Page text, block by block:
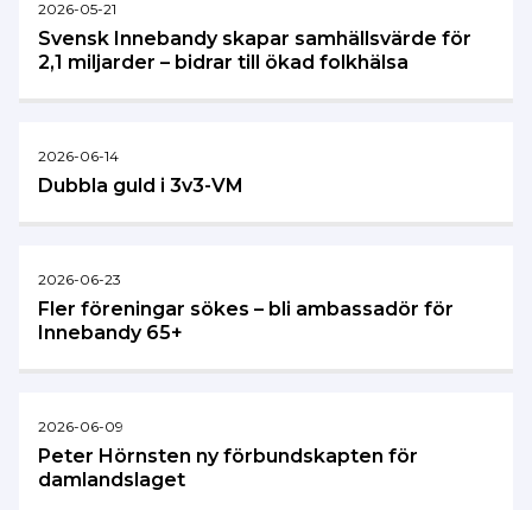
2026-05-21
Svensk Innebandy skapar samhällsvärde för
2,1 miljarder – bidrar till ökad folkhälsa
2026-06-14
Dubbla guld i 3v3-VM
2026-06-23
Fler föreningar sökes – bli ambassadör för
Innebandy 65+
2026-06-09
Peter Hörnsten ny förbundskapten för
damlandslaget